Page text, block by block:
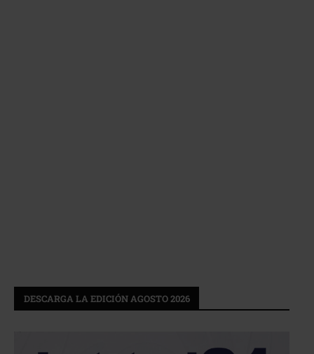
DESCARGA LA EDICIÓN AGOSTO 2026